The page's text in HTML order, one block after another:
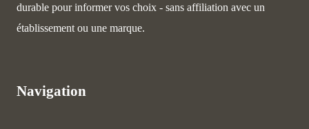
durable pour informer vos choix - sans affiliation avec un
établissement ou une marque.
Navigation